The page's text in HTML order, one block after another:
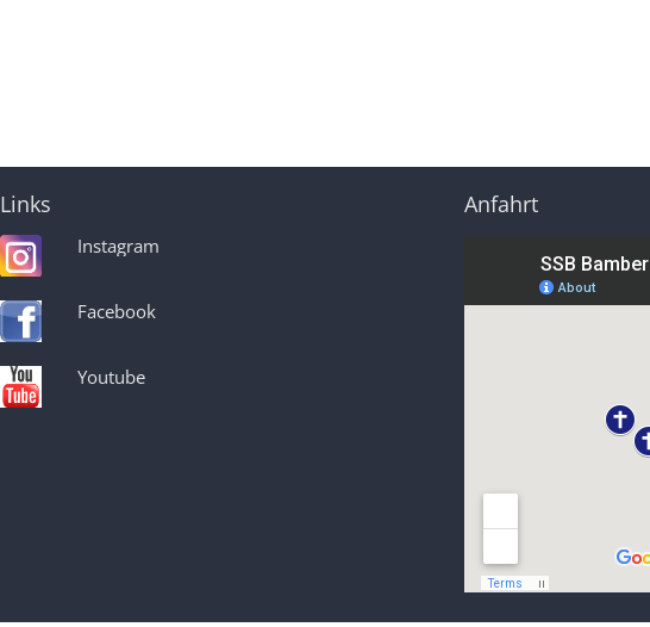
Links
Instagram
Facebook
Youtube
Anfahrt